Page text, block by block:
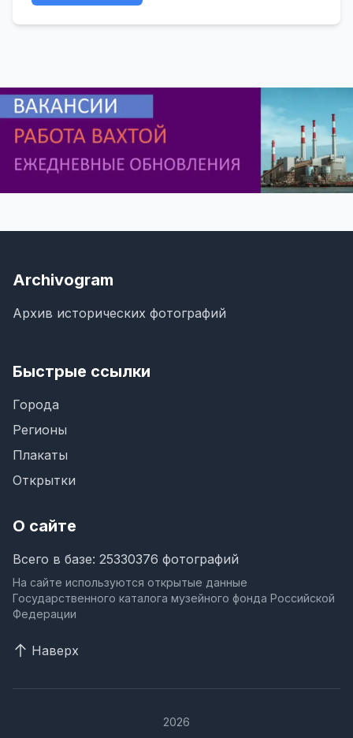
Archivogram
Архив исторических фотографий
Быстрые ссылки
Города
Регионы
Плакаты
Открытки
О сайте
Всего в базе: 25330376 фотографий
На сайте используются открытые данные
Государственного каталога музейного фонда Российской
Федерации
Наверх
2026